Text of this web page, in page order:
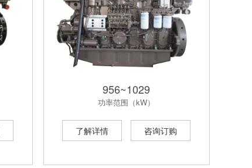
956~1029
功率范围（kW）
了解详情 咨询订购